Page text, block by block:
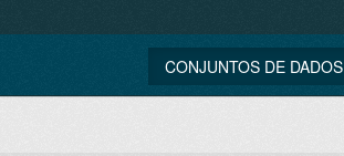
CONJUNTOS DE DADOS